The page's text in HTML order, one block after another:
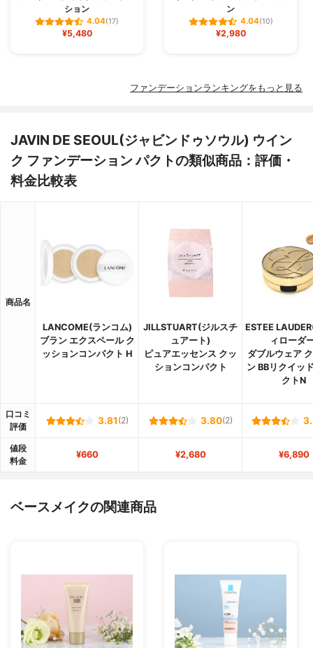
ション
4.04(17)
¥5,480
ン
4.04(10)
¥2,980
ファンデーションランキングをもっと見る
JAVIN DE SEOUL(ジャビンドゥソウル) ウイン
ク ファンデーション パクトの類似商品：評価・
料金比較表
商品名
LANCOME(ランコム)
ブラン エクスペール ク
ッションコンパクト H
JILLSTUART(ジルスチ
ュアート)
ピュアエッセンス クッ
ションコンパクト
ESTEE
ィローダ
ダブルウェア
ン BBリクイッ
クトN
口コミ
評価
3.81 (2) 3.80(2)
値段
料金
¥660 ¥2,680 ¥6,890
ベースメイクの関連商品